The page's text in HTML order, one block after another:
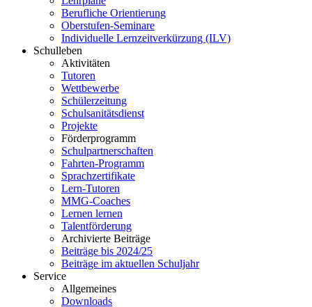
Berufliche Orientierung
Oberstufen-Seminare
Individuelle Lernzeitverkürzung (ILV)
Schulleben
Aktivitäten
Tutoren
Wettbewerbe
Schülerzeitung
Schulsanitätsdienst
Projekte
Förderprogramm
Schulpartnerschaften
Fahrten-Programm
Sprachzertifikate
Lern-Tutoren
MMG-Coaches
Lernen lernen
Talentförderung
Archivierte Beiträge
Beiträge bis 2024/25
Beiträge im aktuellen Schuljahr
Service
Allgemeines
Downloads